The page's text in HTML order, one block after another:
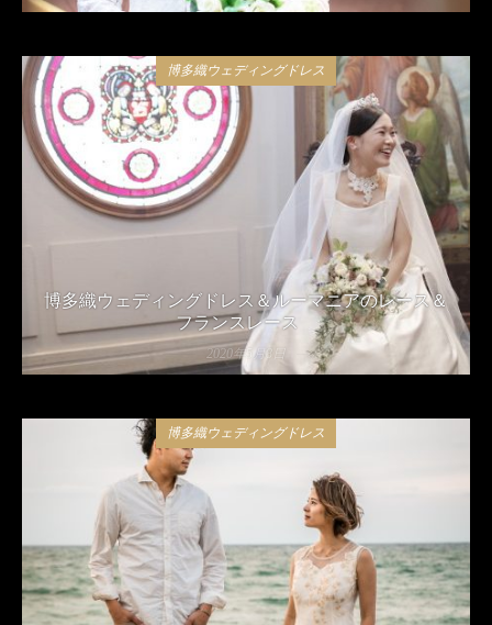
博多織ウェディングドレス
博多織ウェディングドレス＆ルーマニアのレース＆
フランスレース
2020年5月8日
博多織ウェディングドレス